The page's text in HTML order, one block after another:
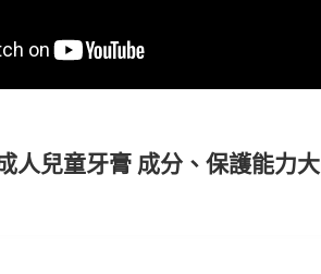
成人兒童牙膏 成分、保護能力大